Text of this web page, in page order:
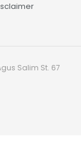
Salim St. 67